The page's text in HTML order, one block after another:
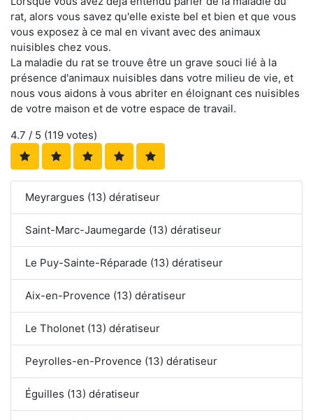
rat, alors vous savez qu'elle existe bel et bien et que vous
vous exposez à ce mal en vivant avec des animaux
nuisibles chez vous.
La maladie du rat se trouve être un grave souci lié à la
présence d'animaux nuisibles dans votre milieu de vie, et
nous vous aidons à vous abriter en éloignant ces nuisibles
de votre maison et de votre espace de travail.
4.7 / 5 (119 votes)
Meyrargues (13) dératiseur
Saint-Marc-Jaumegarde (13) dératiseur
Le Puy-Sainte-Réparade (13) dératiseur
Aix-en-Provence (13) dératiseur
Le Tholonet (13) dératiseur
Peyrolles-en-Provence (13) dératiseur
Éguilles (13) dératiseur